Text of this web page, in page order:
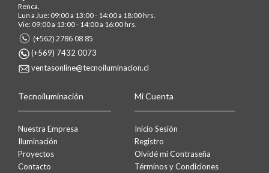
Renca.
Lun a Jue: 09:00 a 13:00 - 14:00 a 18:00 hrs.
Vie: 09:00 a 13:00 - 14:00 a 16:00 hrs.
(+562) 2786 08 85
(+569) 7432 0073
ventasonline@tecnoiluminacion.cl
Tecnoiluminación
Nuestra Empresa
Iluminación
Proyectos
Contacto
Mi Cuenta
Inicio Sesión
Registro
Olvidé mi Contraseña
Términos y Condiciones